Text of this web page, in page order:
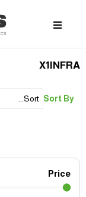
X1INFRA
Price
Sort By